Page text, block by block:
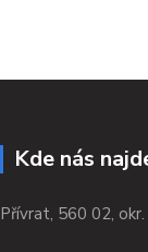
Kde nás
Přívrat, 560 02,